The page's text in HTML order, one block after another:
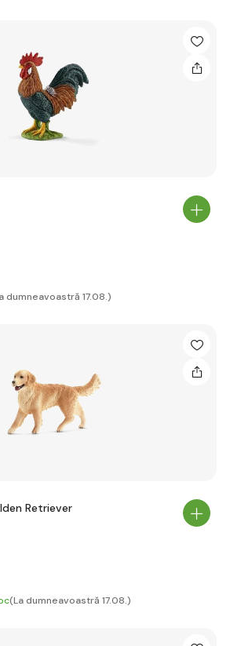
dumneavoastră 17.08.)
Retriever
(La dumneavoastră 17.08.)